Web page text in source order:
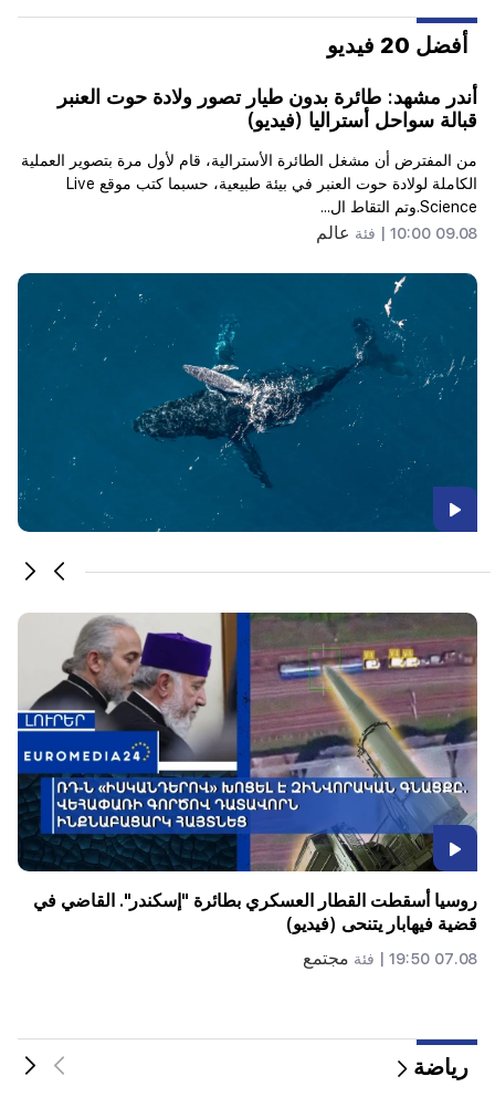
أفضل 20 فيديو
أندر مشهد: طائرة بدون طيار تصور ولادة حوت العنبر
قبالة سواحل أستراليا (فيديو)
من المفترض أن مشغل الطائرة الأسترالية، قام لأول مرة بتصوير العملية
الكاملة لولادة حوت العنبر في بيئة طبيعية، حسبما كتب موقع Live
Science.وتم التقاط ال...
09.08 10:00 |
فئة عالم
هدية باهظة الثمن من أناهيت كيراكوسيان وزوجها السابق في
حفل زفاف ابنتها (فيديو)
رياضة